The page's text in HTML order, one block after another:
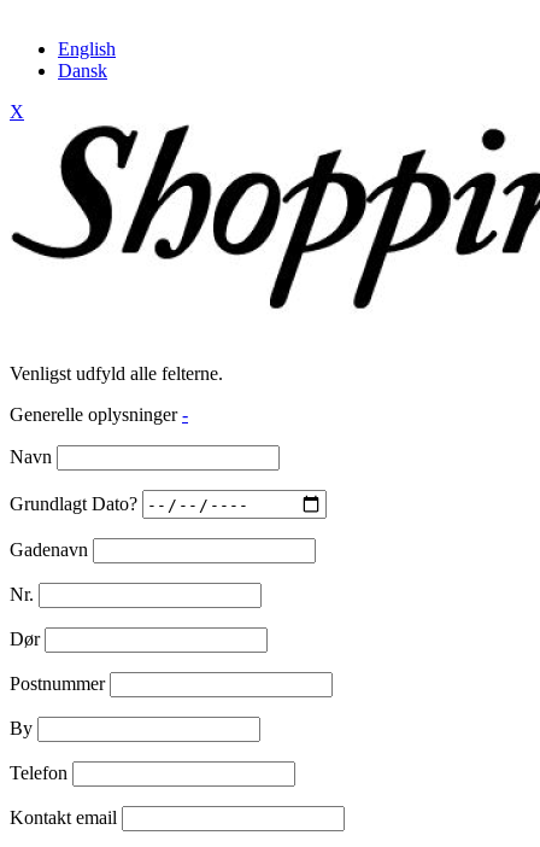
English
Dansk
X
Venligst udfyld alle felterne.
Generelle oplysninger -
Navn
Grundlagt Dato?
Gadenavn
Nr.
Dør
Postnummer
By
Telefon
Kontakt email